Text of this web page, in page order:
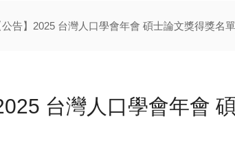
公告】2025 台灣人口學會年會 碩士論文獎得獎名單
台灣人口學會年會